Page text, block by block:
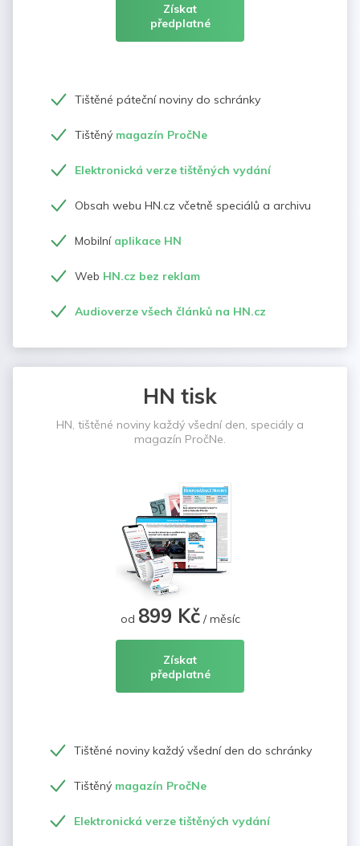
Získat
předplatné
Tištěné páteční noviny do schránky
Tištěný magazín PročNe
Elektronická verze tištěných vydání
Obsah webu HN.cz včetně speciálů a archivu
Mobilní aplikace HN
Web HN.cz bez reklam
Audioverze všech článků na HN.cz
HN tisk
HN, tištěné noviny každý všední den, speciály a
magazín PročNe.
od 899 Kč/ měsíc
Získat
předplatné
Tištěné noviny každý všední den do schránky
Tištěný magazín PročNe
Elektronická verze tištěných vydání